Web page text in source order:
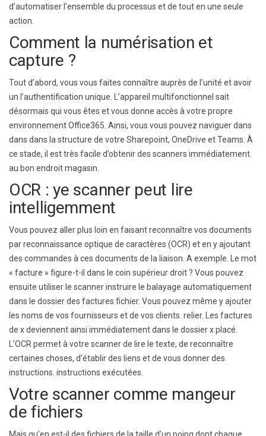
d’automatiser l’ensemble du processus et de touten une seule
action
Comment la numérisation et
capture ?
Tout d’abord, vous vous faites connaître auprès de l’unité et avoir
un l’authentification unique. L’appareil multifonctionnel sait
désormais qui vous êtes et vous donne accès à votre propre
environnement Office365. Ainsi, vous vous pouvez naviguerdans
dans dans la structure de votre Sharepoint, OneDrive et Teams . À
ce stade, il est très facile d’obtenir des scanners immédiatement.
au bon endroitmagasin.
OCR : ye scanner peut lire
intelligemment
Vous pouvez aller plus loin en faisant reconnaître vos documents
parreconnaissance optique de caractères (OCR) et en y ajoutant
des commandes à ces documents de la liaison. A exemple . Le mot
« facture » figure-t-il dans le coin supérieur droit ? Vous pouvez
ensuite utiliser le scannerinstruire le balayage automatiquement
dans le dossier des factures fichier. Vous pouvez même y ajouter
les noms de vos fournisseurs et de vos clients. relier. Les factures
de x deviennent ainsi immédiatementdans le dossier xplacé.
L’OCR permet à votre scanner de lire le texte, de reconnaître
certaines choses, d’établir des liens et de vous donner des
instructions. instructions exécutées.
Votre scanner comme mangeur
de fichiers
Mais qu’en est-il des fichiers de la taille d’un poing dont chaque